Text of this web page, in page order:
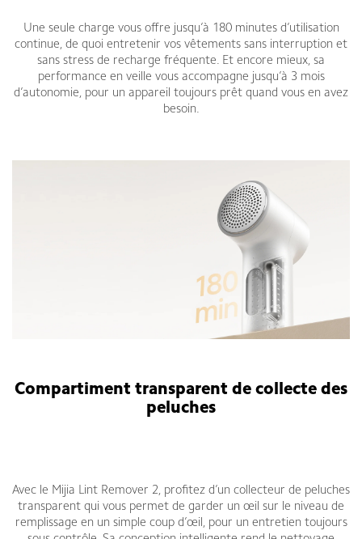
Une seule charge vous offre jusqu’à 180 minutes d’utilisation
continue, de quoi entretenir vos vêtements sans interruption et
sans stress de recharge fréquente. Et encore mieux, sa
performance en veille vous accompagne jusqu’à 3 mois
d’autonomie, pour un appareil toujours prêt quand vous en avez
besoin.
Compartiment transparent de collecte des
peluches
Avec le Mijia Lint Remover 2, profitez d’un collecteur de peluches
transparent qui vous permet de garder un œil sur le niveau de
remplissage en un simple coup d’œil, pour un entretien toujours